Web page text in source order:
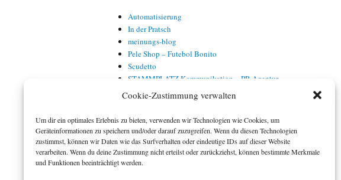
Cookie-Zustimmung verwalten
Um dir ein optimales Erlebnis zu bieten, verwenden wir Technologien wie Cookies, um
Geräteinformationen zu speichern und/oder darauf zuzugreifen. Wenn du diesen Technologien
zustimmst, können wir Daten wie das Surfverhalten oder eindeutige IDs auf dieser Website
verarbeiten. Wenn du deine Zustimmung nicht erteilst oder zurückziehst, können bestimmte Merkmale
und Funktionen beeinträchtigt werden.
Automatisierung
In der Pratsch
meinungs-blog
Pele Shop – Futebol Bonito
Scudetto
STAMMPLATZ Kommunikation – PR-Agentur
Torwort